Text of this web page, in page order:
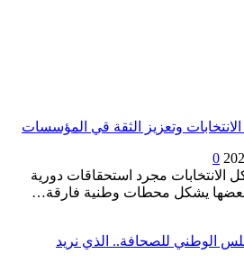
وتعزيز الثقة قي المؤسسات
0
الانتخابات مجرد استحقاقات دورية
بعضها يشكل محطات وطنية فارقة…
الوطني للصحافة.. الذي نريد